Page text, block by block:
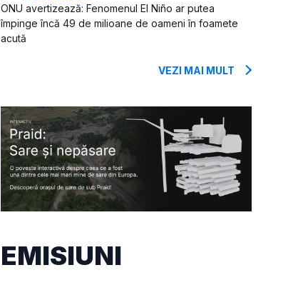
ONU avertizează: Fenomenul El Niño ar putea
împinge încă 49 de milioane de oameni în foamete
acută
VEZI MAI MULT
EMISIUNI